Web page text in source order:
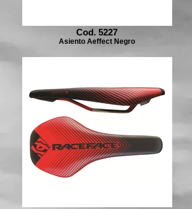
Cod. 5227
Asiento Aeffect Negro